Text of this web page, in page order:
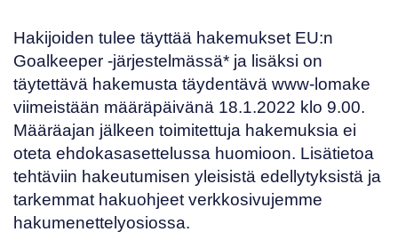
Hakijoiden tulee täyttää hakemukset EU:n
Goalkeeper -järjestelmässä* ja lisäksi on
täytettävä hakemusta täydentävä www-lomake
viimeistään määräpäivänä 18.1.2022 klo 9.00.
Määräajan jälkeen toimitettuja hakemuksia ei
oteta ehdokasasettelussa huomioon. Lisätietoa
tehtäviin hakeutumisen yleisistä edellytyksistä ja
tarkemmat hakuohjeet verkkosivujemme
hakumenettelyosiossa.